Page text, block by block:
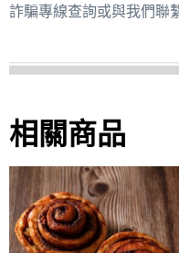
詐騙專線查詢或與我們聯
相關商品